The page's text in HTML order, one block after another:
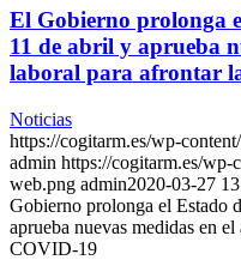
El Gobierno prolonga
11 de abril y aprueba
laboral para afrontar
Noticias
https://cogitarm.es/wp-
admin https://cogitarm.es/wp-
web.png admin2020-03-27
Gobierno prolonga el Estado
aprueba nuevas medidas en
COVID-19